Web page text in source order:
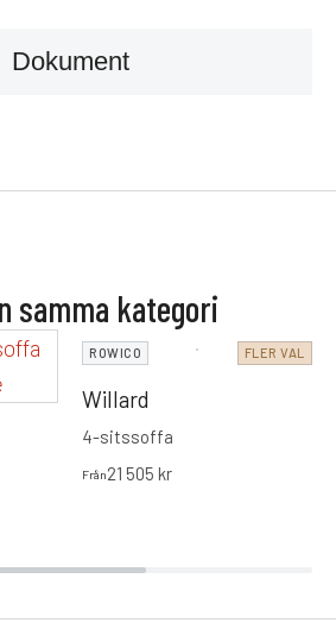
Dokument
samma kategori
ROWICO FLER VAL
Willard
4-sitssoffa
Från21 505 kr